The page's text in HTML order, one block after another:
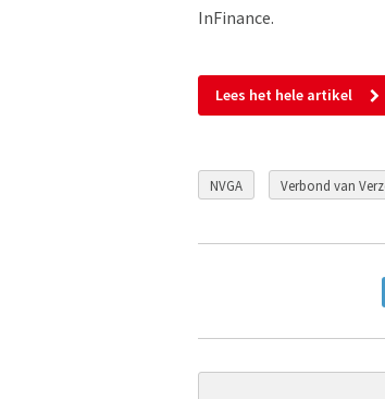
InFinance.
Lees het hele artikel
NVGA Verbond van